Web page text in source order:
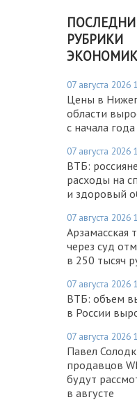
РУБРИКИ
07 августа 2026
Цены в
области
с начала года
07 августа 2026
ВТБ:
расходы на
и здоровый
07 августа 2026
Арзамасская
через суд
в 250 тысяч
07 августа 2026
ВТБ: объем
в России
07 августа 2026
Павел
продавцов
будут
в августе